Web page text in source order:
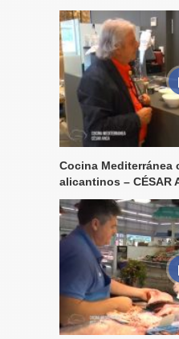
Cocina Mediterránea
alicantinos – CÉSAR